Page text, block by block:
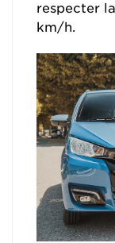
respecter
km/h.